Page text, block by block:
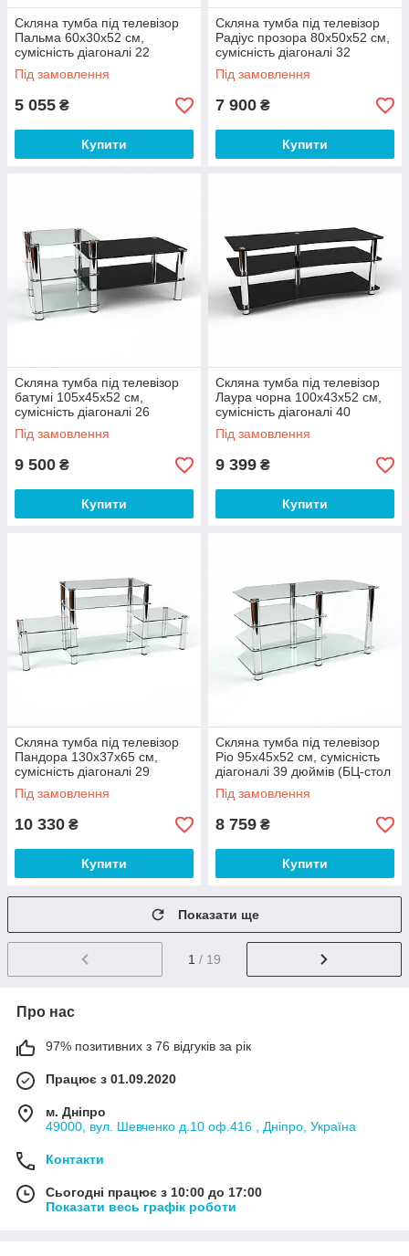
Скляна тумба під телевізор
Пальма 60х30х52 см,
сумісність діагоналі 22
дюйми (БЦ-стол ТМ)
Під замовлення
5 055 ₴
Купити
Скляна тумба під телевізор
Радіус прозора 80х50х52 см,
сумісність діагоналі 32
дюйми (БЦ-стіл ТМ)
Під замовлення
7 900 ₴
Купити
Скляна тумба під телевізор
батумі 105х45х52 см,
сумісність діагоналі 26
дюймів (БЦ-стол ТМ)
Під замовлення
9 500 ₴
Купити
Скляна тумба під телевізор
Лаура чорна 100х43х52 см,
сумісність діагоналі 40
дюймів (БЦ-стол ТМ)
Під замовлення
9 399 ₴
Купити
Скляна тумба під телевізор
Пандора 130х37х65 см,
сумісність діагоналі 29
дюймів (БЦ-стол ТМ)
Під замовлення
10 330 ₴
Купити
Скляна тумба під телевізор
Ріо 95х45х52 см, сумісність
діагоналі 39 дюймів (БЦ-стол
ТМ)
Під замовлення
8 759 ₴
Купити
Показати ще
1 / 19
Про нас
97% позитивних з 76 відгуків за рік
Працює з 01.09.2020
м. Дніпро
49000, вул. Шевченко д.10 оф.416 , Дніпро, Україна
Контакти
Сьогодні працює з 10:00 до 17:00
Показати весь графік роботи